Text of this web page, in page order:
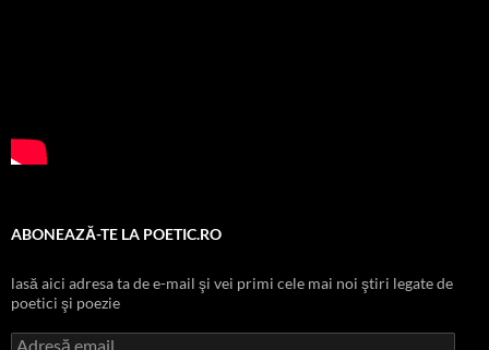
ABONEAZĂ-TE LA POETIC.RO
lasă aici adresa ta de e-mail şi vei primi cele mai noi ştiri legate de
poetici şi poezie
Adresă